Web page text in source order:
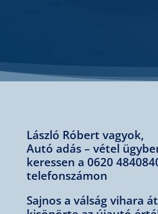
László Róbert vagyok,
Autó adás – vétel
keressen a 0620
telefonszámon
Sajnos a válság vihara